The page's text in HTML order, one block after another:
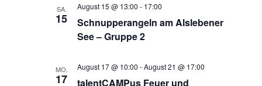
SA.
15
Schnupperangeln am Alslebener
See – Gruppe 2
August 15 @ 13:00 - 17:00
MO.
17
talentCAMPus Feuer und
August 17 @ 10:00 -August 21 @ 17:00